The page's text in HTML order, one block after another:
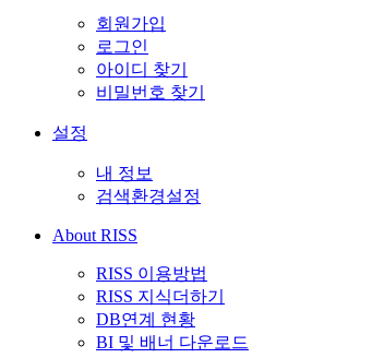
회원가입
로그인
아이디 찾기
비밀번호 찾기
설정
내 정보
검색환경설정
About RISS
RISS 이용방법
RISS 지식더하기
DB연계 현황
BI 및 배너 다운로드